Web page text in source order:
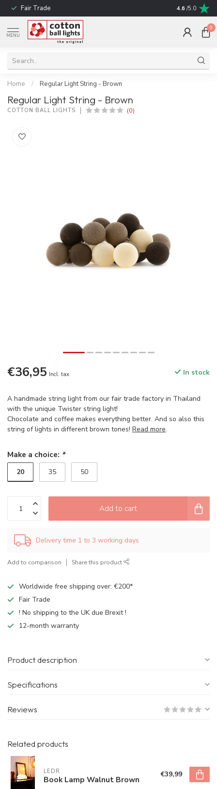
Fair Trade ! No shipping
4.6 /5.0
MENU
0
Home / Regular Light String - Brown
Regular Light String - Brown
COTTON BALL LIGHTS (0)
€36,95 Incl. tax In stock
A handmade string light from our fair trade factory in Thailand
with the unique Twister string light!
Chocolate and coffee makes everything better. And so also this
string of lights in different brown tones! Read more.
Make a choice: *
20 35 50
Add to cart
Delivery time 1 to 3 working days
Add to comparison Share this product
Worldwide free shipping over: €200*
Fair Trade
! No shipping to the UK due Brexit !
12-month warranty
Product description
Specifications
Reviews
Related products
LEDR
Book Lamp Walnut Brown €39,99